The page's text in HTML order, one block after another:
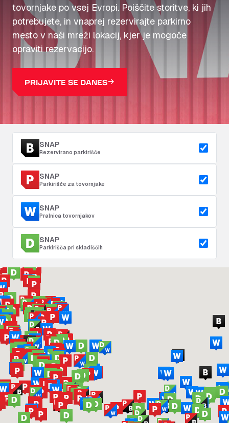
tovornjake po vsej Evropi. Poiščite storitve, ki jih
potrebujete, in vnaprej rezervirajte parkirno
mesto v naši mreži lokacij, kjer je mogoče
opraviti rezervacijo.
PRIJAVITE SE DANES
SNAP
Rezervirano parkirišče
SNAP
Parkirišče za tovornjake
SNAP
Pralnica tovornjakov
SNAP
Parkirišča pri skladiščih